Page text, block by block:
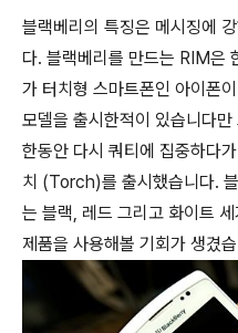
블랙베리의 특징은 메시징에
다. 블랙베리를 만드는 RIM은
가 터치형 스마트폰인 아이폰
모델을 출시한적이 있습니다
한동안 다시 쿼티에 집중하다
치 (Torch)를 출시했습니다.
는 블랙, 레드 그리고 화이트
제품을 사용해볼 기회가 생겼